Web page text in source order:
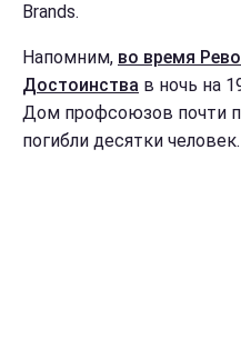
Brands.
Напомним, во время
Достоинства в ночь на
Дом профсоюзов почти
погибли десятки человек.